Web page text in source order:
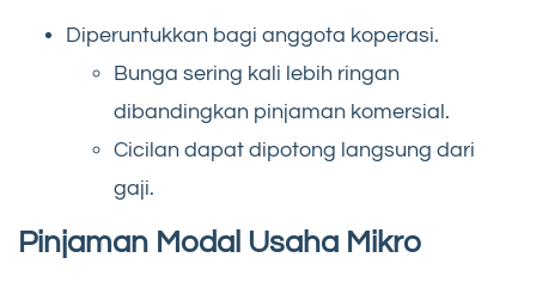
Diperuntukkan bagi anggota koperasi.
Bunga sering kali lebih ringan
dibandingkan pinjaman komersial.
Cicilan dapat dipotong langsung dari
gaji.
Pinjaman Modal Usaha Mikro